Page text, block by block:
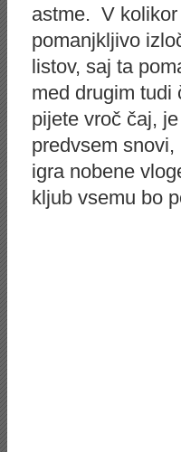
astme. V
pomanjkljivo
listov, saj ta
med drugim
pijete vroč čaj,
predvsem
igra nobene
kljub vsemu bo